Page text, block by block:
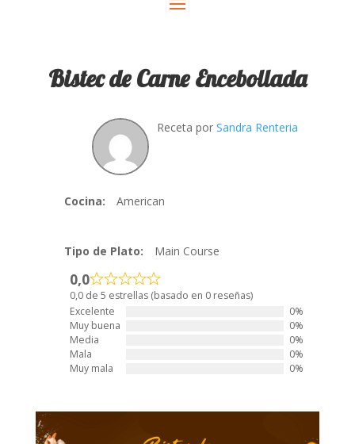
Bistec de Carne Encebollada
Receta porSandra Renteria
Cocina: American
Tipo de Plato: Main Course
0,0
0,0 de 5 estrellas (basado en 0 reseñas)
Excelente
0%
Muy buena
0%
Media
0%
Mala
0%
Muy mala
0%